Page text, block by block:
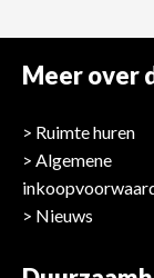
Meer over
Ruimte huren
Algemene
Nieuws